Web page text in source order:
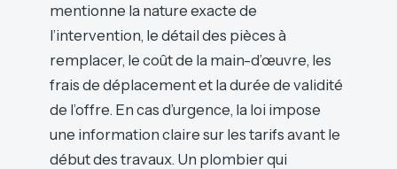
mentionne la nature exacte de
l’intervention, le détail des pièces à
remplacer, le coût de la main-d’œuvre, les
frais de déplacement et la durée de validité
de l’offre. En cas d’urgence, la loi impose
une information claire sur les tarifs avant le
début des travaux. Un plombier qui